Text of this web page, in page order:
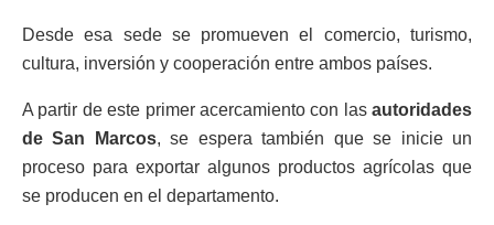
Desde esa sede se promueven el comercio, turismo,
cultura, inversión y cooperación entre ambos países.
A partir de este primer acercamiento con las autoridades
de San Marcos, se espera también que se inicie un
proceso para exportar algunos productos agrícolas que
se producen en el departamento.